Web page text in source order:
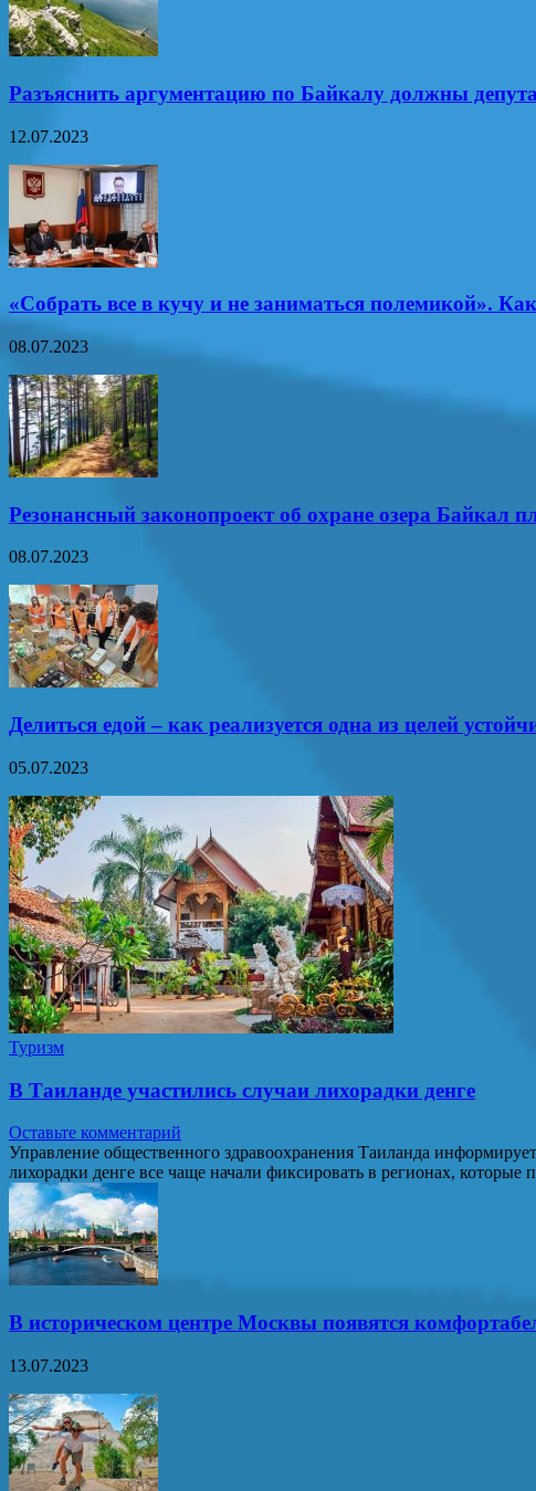
Разъяснить аргументацию по Байкалу должны
12.07.2023
«Собрать все в кучу и не заниматься полемикой».
08.07.2023
Резонансный законопроект об охране озера Байкал
08.07.2023
Делиться едой – как реализуется одна из целей
05.07.2023
Туризм
В Таиланде участились случаи лихорадки денге
Оставьте комментарий
Управление общественного здравоохранения Таиланда
лихорадки денге все чаще начали фиксировать в регионах,
В историческом центре Москвы появятся
13.07.2023